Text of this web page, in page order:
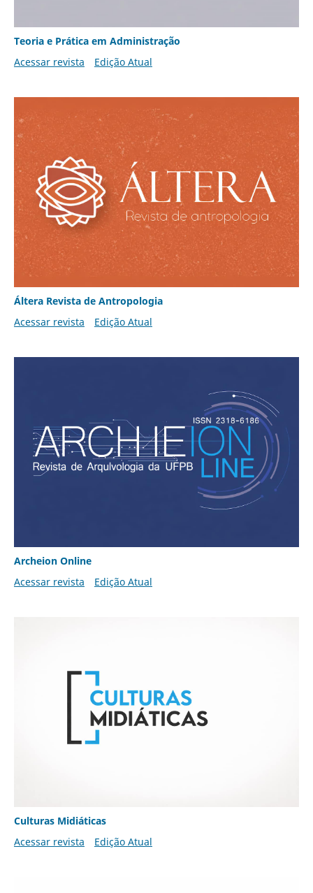
Teoria e Prática em Administração
Acessar revista
Edição Atual
Áltera Revista de Antropologia
Acessar revista
Edição Atual
Archeion Online
Acessar revista
Edição Atual
Culturas Midiáticas
Acessar revista
Edição Atual